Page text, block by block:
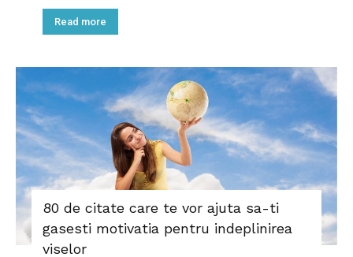
Read more
80 de citate care te vor ajuta sa-ti
gasesti motivatia pentru indeplinirea
viselor